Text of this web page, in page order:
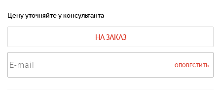
Цену уточняйте у консультанта
НА ЗАКАЗ
ОПОВЕСТИТЬ